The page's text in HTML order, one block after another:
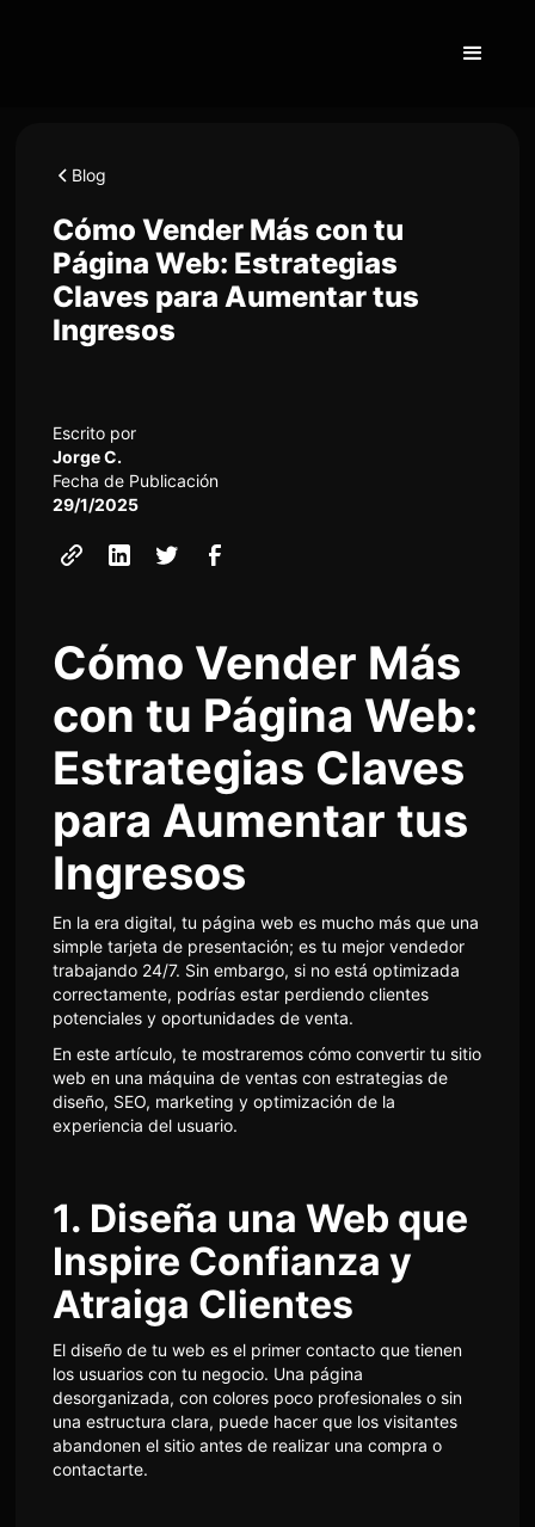
Blog
Cómo Vender Más con tu
Página Web: Estrategias
Claves para Aumentar tus
Ingresos
Escrito por
Jorge C.
Fecha de Publicación
29/1/2025
Cómo Vender Más
con tu Página Web:
Estrategias Claves
para Aumentar tus
Ingresos
En la era digital, tu página web es mucho más que una
simple tarjeta de presentación; es tu mejor vendedor
trabajando 24/7. Sin embargo, si no está optimizada
correctamente, podrías estar perdiendo clientes
potenciales y oportunidades de venta.
En este artículo, te mostraremos cómo convertir tu sitio
web en una máquina de ventas con estrategias de
diseño, SEO, marketing y optimización de la
experiencia del usuario.
1. Diseña una Web que
Inspire Confianza y
Atraiga Clientes
El diseño de tu web es el primer contacto que tienen
los usuarios con tu negocio. Una página
desorganizada, con colores poco profesionales o sin
una estructura clara, puede hacer que los visitantes
abandonen el sitio antes de realizar una compra o
contactarte.